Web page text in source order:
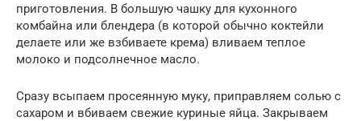
приготовления. В большую чашку для кухонного
комбайна или блендера (в которой обычно коктейли
делаете или же взбиваете крема) вливаем теплое
молоко и подсолнечное масло.
Сразу всыпаем просеянную муку, приправляем солью с
сахаром и вбиваем свежие куриные яйца. Закрываем